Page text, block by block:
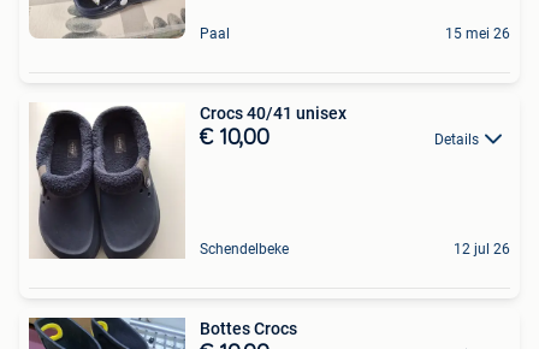
Paal 15 mei 26
Crocs 40/41 unisex
€ 10,00 Details
Schendelbeke 12 jul 26
Bottes Crocs